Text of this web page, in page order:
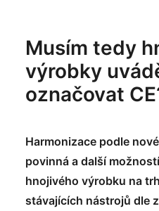
Musím tedy
výrobky
označovat
Harmonizace podle
povinná a další
hnojivého výrobku na
stávajících nástrojů dle